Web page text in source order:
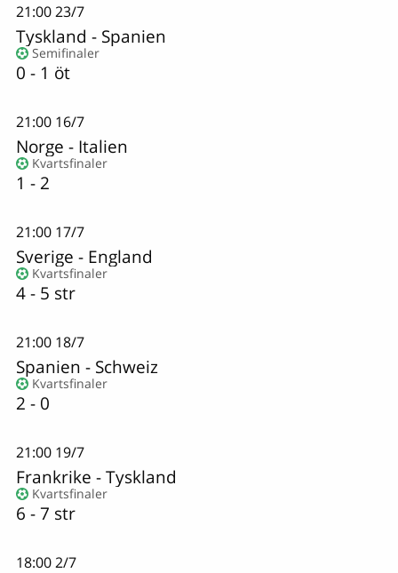
21:0023/7
Tyskland - Spanien
Semifinaler
0 - 1 öt
21:00 16/7
Norge - Italien
Kvartsfinaler
1 - 2
21:00 17/7
Sverige - England
Kvartsfinaler
4 - 5 str
21:00 18/7
Spanien - Schweiz
Kvartsfinaler
2 - 0
21:00 19/7
Frankrike -Tyskland
Kvartsfinaler
6 - 7 str
18:002/7